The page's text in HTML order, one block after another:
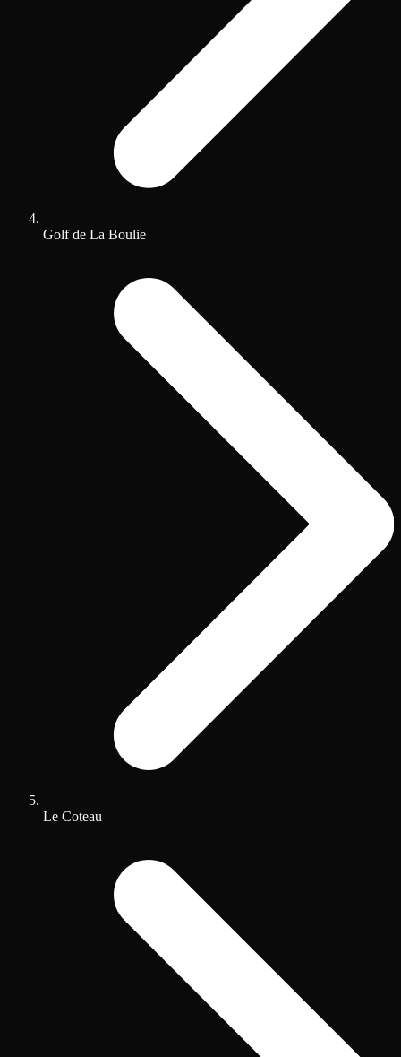
Golf de La Boulie
Le Coteau